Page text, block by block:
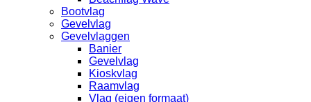
Bootvlag
Gevelvlag
Gevelvlaggen
Banier
Gevelvlag
Kioskvlag
Raamvlag
Vlag (eigen formaat)